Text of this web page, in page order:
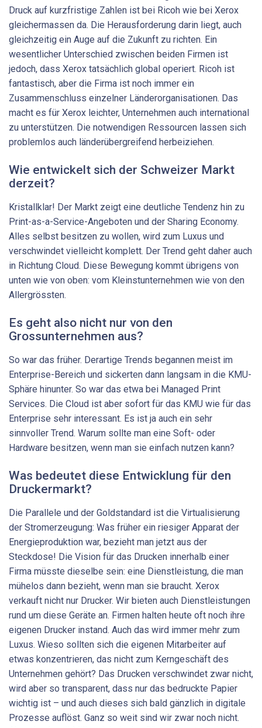
Druck auf kurzfristige Zahlen ist bei Ricoh wie bei Xerox
gleichermassen da. Die Herausforderung darin liegt, auch
gleichzeitig ein Auge auf die Zukunft zu richten. Ein
wesentlicher Unterschied zwischen beiden Firmen ist
jedoch, dass Xerox tatsächlich global operiert. Ricoh ist
fantastisch, aber die Firma ist noch immer ein
Zusammenschluss einzelner Länderorganisationen. Das
macht es für Xerox leichter, Unternehmen auch international
zu unterstützen. Die notwendigen Ressourcen lassen sich
problemlos auch länderübergreifend herbeiziehen.
Wie entwickelt sich der Schweizer Markt
derzeit?
Kristallklar! Der Markt zeigt eine deutliche Tendenz hin zu
Print-as-a-Service-Angeboten und der Sharing Economy.
Alles selbst besitzen zu wollen, wird zum Luxus und
verschwindet vielleicht komplett. Der Trend geht daher auch
in Richtung Cloud. Diese Bewegung kommt übrigens von
unten wie von oben: vom Kleinstunternehmen wie von den
Allergrössten.
Es geht also nicht nur von den
Grossunternehmen aus?
So war das früher. Derartige Trends begannen meist im
Enterprise-Bereich und sickerten dann langsam in die KMU-
Sphäre hinunter. So war das etwa bei Managed Print
Services. Die Cloud ist aber sofort für das KMU wie für das
Enterprise sehr interessant. Es ist ja auch ein sehr
sinnvoller Trend. Warum sollte man eine Soft- oder
Hardware besitzen, wenn man sie einfach nutzen kann?
Was bedeutet diese Entwicklung für den
Druckermarkt?
Die Parallele und der Goldstandard ist die Virtualisierung
der Stromerzeugung: Was früher ein riesiger Apparat der
Energieproduktion war, bezieht man jetzt aus der
Steckdose! Die Vision für das Drucken innerhalb einer
Firma müsste dieselbe sein: eine Dienstleistung, die man
mühelos dann bezieht, wenn man sie braucht. Xerox
verkauft nicht nur Drucker. Wir bieten auch Dienstleistungen
rund um diese Geräte an. Firmen halten heute oft noch ihre
eigenen Drucker instand. Auch das wird immer mehr zum
Luxus. Wieso sollten sich die eigenen Mitarbeiter auf
etwas konzentrieren, das nicht zum Kerngeschäft des
Unternehmen gehört? Das Drucken verschwindet zwar nicht,
wird aber so transparent, dass nur das bedruckte Papier
wichtig ist – und auch dieses sich bald gänzlich in digitale
Prozesse auflöst. Ganz so weit sind wir zwar noch nicht.